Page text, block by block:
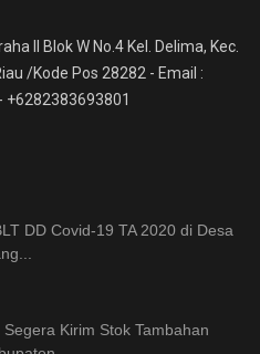
II Blok W No.4 Kel. Delima, Kec.
/Kode Pos 28282 - Email :
DD Covid-19 TA 2020 di Desa
Kirim Stok Tambahan